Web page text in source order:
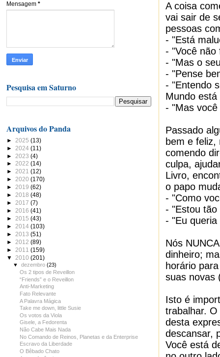
A coisa
vai sair de
pessoas
- "Está
- "Você não
- "Mas o
- "Pense
- "Entendo
Mundo
- "Mas
Passado
bem e
comendo
culpa,
Livro,
o papo
- "Como
- "Estou
- "Eu
Nós
dinheiro;
horário
suas novas
Isto é
trabalhar.
desta
descansar,
Você está
Mensagem *
Pesquisa em Saturno
Arquivos do Panda
► 2025 (13)
► 2024 (11)
► 2023 (4)
► 2022 (14)
► 2021 (12)
► 2020 (170)
► 2019 (62)
► 2018 (48)
► 2017 (7)
► 2016 (41)
► 2015 (43)
► 2014 (103)
► 2013 (51)
► 2012 (89)
► 2011 (159)
▼ 2010 (201)
▼dezembro(23)
Os 2 tipos de Reveillon
“Friends” e o Reveillon
Anti-Marketing
Fato Relevante
A Palavra Mágica
Take me down, little Susie
Os votos da Viola
Gisele, a Fedorenta
Não Cabe Mais Nada
No Comando de Reinos, Planetas e da Enterprise
Escravo da Liberdade
O Bêbado Chato